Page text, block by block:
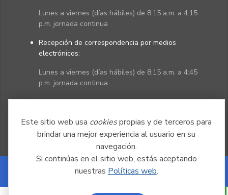
Este sitio web usa cookiespropias y de terceros para
brindar una mejor experiencia al usuario en su
navegación.
Si continúas en el sitio web, estás aceptando
nuestras Políticas web.
Lunes a viernes (días hábiles) de 8:15 a.m. a 4:15
p.m. jornada continua
Recepción de correspondencia por medios
electrónicos:
Lunes a viernes (días hábiles) de 8:15 a.m. a 4:45
p.m. jornada continua
Powered by Nexura